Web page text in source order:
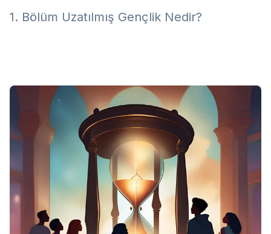
1. Bölüm Uzatılmış Gençlik Nedir?